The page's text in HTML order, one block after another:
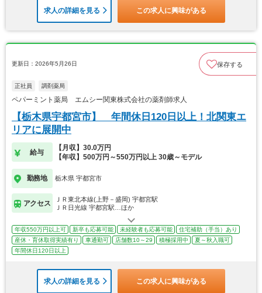
求人の詳細を見る この求人に興味がある
更新日：2026年5月26日 保存する
正社員 調剤薬局
ペパーミント薬局 エムシー関東株式会社の薬剤師求人
【栃木県宇都宮市】 年間休日120日以上！北関東エ
リアに展開中
給与
【月収】30.0万円
【年収】500万円～550万円以上 30歳～モデル
勤務地 栃木県 宇都宮市
アクセス
ＪＲ東北本線(上野－盛岡) 宇都宮駅
ＪＲ日光線 宇都宮駅…ほか
年収550万円以上可 新卒も応募可能 未経験者も応募可能
住宅補助（手当）あり
産休・育休取得実績有り
車通勤可 店舗数10～29 積極採用中
夏～秋入職可
年間休日120日以上
求人の詳細を見る この求人に興味がある